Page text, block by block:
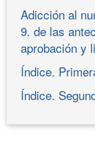
Adicción al
9. de las
aprobación y
Índice.
Índice.